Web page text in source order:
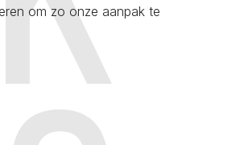
om zo onze aanpak te